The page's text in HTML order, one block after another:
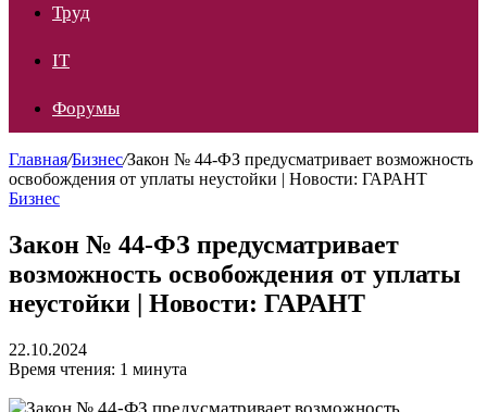
Труд
IT
Форумы
Главная/Бизнес/Закон № 44-ФЗ предусматривает возможность
освобождения от уплаты неустойки | Новости: ГАРАНТ
Бизнес
Закон № 44-ФЗ предусматривает
возможность освобождения от уплаты
неустойки | Новости: ГАРАНТ
22.10.2024
Время чтения: 1 минута